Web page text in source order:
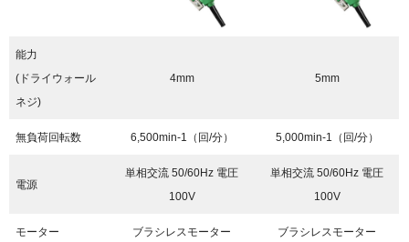
能力
(ドライウォール
ネジ)
4mm 5mm
無負荷回転数 6,500min-1 （回/分） 5,000min-1 （回/分）
電源
単相交流 50/60Hz 電圧
100V
単相交流 50/60Hz 電圧
100V
モーター ブラシレスモーター ブラシレスモーター